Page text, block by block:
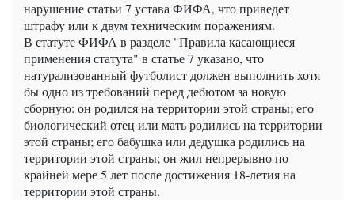
нарушение статьи 7 устава ФИФА, что приведет
штрафу или к двум техническим поражениям.
В статуте ФИФА в разделе "Правила касающиеся
применения статута" в статье 7 указано, что
натурализованный футболист должен выполнить хотя
бы одно из требований перед дебютом за новую
сборную: он родился на территории этой страны; его
биологический отец или мать родились на территории
этой страны; его бабушка или дедушка родились на
территории этой страны; он жил непрерывно по
крайней мере 5 лет после достижения 18-летия на
территории этой страны.